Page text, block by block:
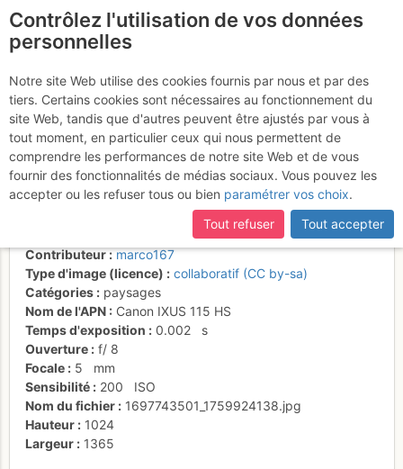
Vue sur Gokyo et le
glacier Ngozumba depuis
Gokyo peak
5 nov. 2011 05:32
Contributeur
marco167
Type d'image (licence)
collaboratif (CC by-sa)
Catégories
paysages
Nom de l'APN
Canon IXUS 115 HS
Temps d'exposition
0.002
s
Ouverture
f/ 8
Focale
5
mm
Sensibilité
200
ISO
Nom du fichier
1697743501_1759924138.jpg
Hauteur
1024
Largeur
1365
Contrôlez l'utilisation de vos données
personnelles
Notre site Web utilise des cookies fournis par nous et par des
tiers. Certains cookies sont nécessaires au fonctionnement du
site Web, tandis que d'autres peuvent être ajustés par vous à
tout moment, en particulier ceux qui nous permettent de
comprendre les performances de notre site Web et de vous
fournir des fonctionnalités de médias sociaux. Vous pouvez les
accepter ou les refuser tous ou bien paramétrer vos choix.
Tout refuser
Tout accepter